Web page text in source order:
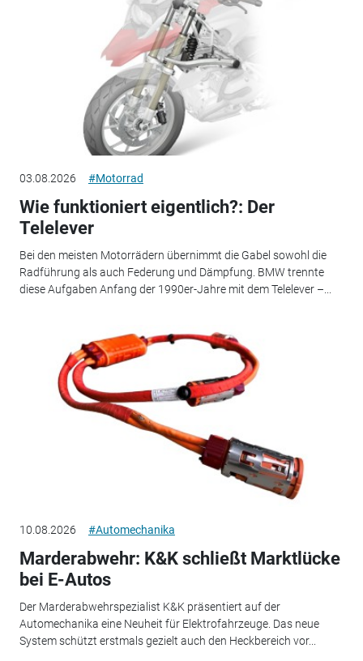
03.08.2026 #Motorrad
Wie funktioniert eigentlich?: Der
Telelever
Bei den meisten Motorrädern übernimmt die Gabel sowohl die
Radführung als auch Federung und Dämpfung. BMW trennte
diese Aufgaben Anfang der 1990er-Jahre mit dem Telelever –...
10.08.2026 #Automechanika
Marderabwehr: K&K schließt Marktlücke
bei E-Autos
Der Marderabwehrspezialist K&K präsentiert auf der
Automechanika eine Neuheit für Elektrofahrzeuge. Das neue
System schützt erstmals gezielt auch den Heckbereich vor...